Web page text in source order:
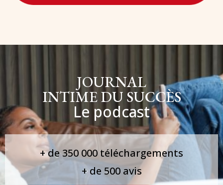
JOURNAL
INTIME DU SUCCÈS
Le podcast
+ de 350 000 téléchargements
+ de 500 avis